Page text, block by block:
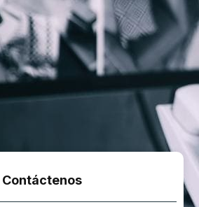
Contáctenos